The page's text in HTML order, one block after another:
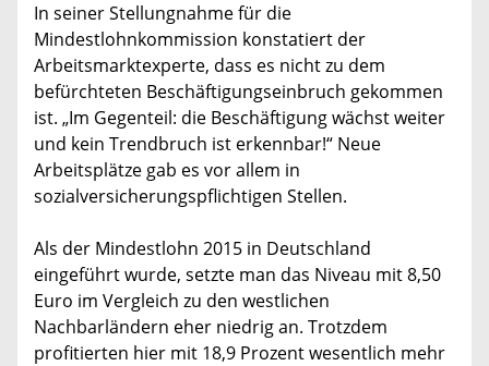
In seiner Stellungnahme für die
Mindestlohnkommission konstatiert der
Arbeitsmarktexperte, dass es nicht zu dem
befürchteten Beschäftigungseinbruch gekommen
ist. „Im Gegenteil: die Beschäftigung wächst weiter
und kein Trendbruch ist erkennbar!“ Neue
Arbeitsplätze gab es vor allem in
sozialversicherungspflichtigen Stellen.
Als der Mindestlohn 2015 in Deutschland
eingeführt wurde, setzte man das Niveau mit 8,50
Euro im Vergleich zu den westlichen
Nachbarländern eher niedrig an. Trotzdem
profitierten hier mit 18,9 Prozent wesentlich mehr